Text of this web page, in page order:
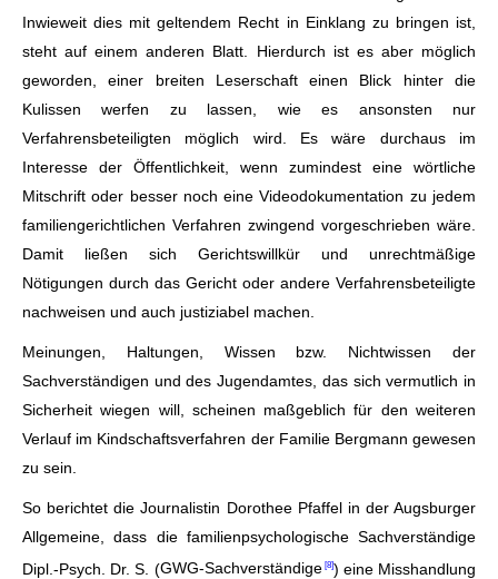
Inwieweit dies mit geltendem Recht in Einklang zu bringen ist,
steht auf einem anderen Blatt. Hierdurch ist es aber möglich
geworden, einer breiten Leserschaft einen Blick hinter die
Kulissen werfen zu lassen, wie es ansonsten nur
Verfahrensbeteiligten möglich wird. Es wäre durchaus im
Interesse der Öffentlichkeit, wenn zumindest eine wörtliche
Mitschrift oder besser noch eine Videodokumentation zu jedem
familiengerichtlichen Verfahren zwingend vorgeschrieben wäre.
Damit ließen sich Gerichtswillkür und unrechtmäßige
Nötigungen durch das Gericht oder andere Verfahrensbeteiligte
nachweisen und auch justiziabel machen.
Meinungen, Haltungen, Wissen bzw. Nichtwissen der
Sachverständigen und des Jugendamtes, das sich vermutlich in
Sicherheit wiegen will, scheinen maßgeblich für den weiteren
Verlauf im Kindschaftsverfahren der Familie Bergmann gewesen
zu sein.
So berichtet die Journalistin Dorothee Pfaffel in der Augsburger
Allgemeine, dass die familienpsychologische Sachverständige
Dipl.-Psych. Dr. S. (GWG-Sachverständige
) eine Misshandlung